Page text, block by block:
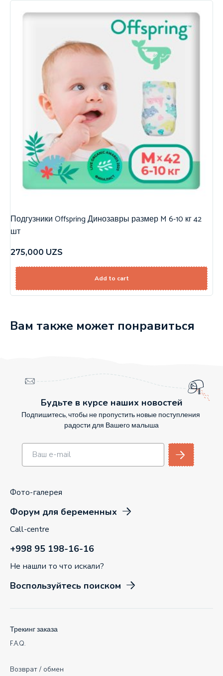
Подгузники Offspring Динозавры размер M 6-10 кг 42
шт
275,000 UZS
Add to cart
Вам также может понравиться
Будьте в курсе наших новостей
Подпишитесь, чтобы не пропустить новые поступления
радости для Вашего малыша
Фото-галерея
Форум для беременных
Call-centre
+998 95 198-16-16
Не нашли то что искали?
Воспользуйтесь поиском
Возврат / обмен
Трекинг заказа
F.A.Q.